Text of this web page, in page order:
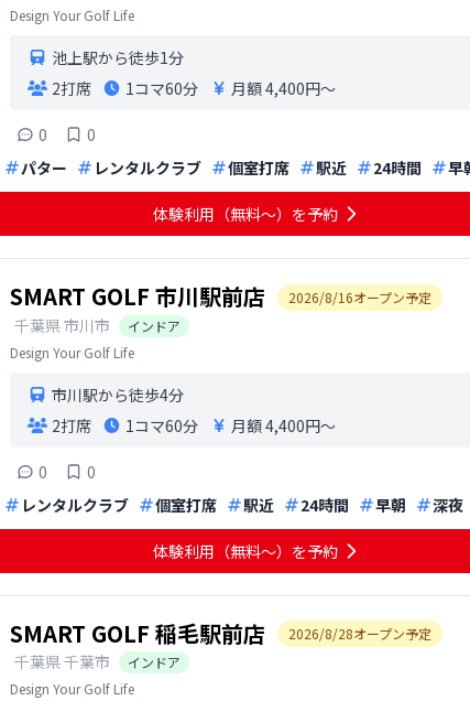
Design Your Golf Life
池上駅から徒歩1分
2打席
1コマ60分 月額 4,400円〜
0
0
パター レンタルクラブ 個室打席 駅近 24時間 早
体験利用（無料〜）を予約
SMART GOLF 市川駅前店 2026/8/16オープン予定
千葉県市川市
インドア
Design Your Golf Life
市川駅から徒歩4分
2打席
1コマ60分 月額 4,400円〜
0
0
レンタルクラブ 個室打席 駅近 24時間 早朝 深夜
体験利用（無料〜）を予約
SMART GOLF 稲毛駅前店 2026/8/28オープン予定
千葉県千葉市
インドア
Design Your Golf Life